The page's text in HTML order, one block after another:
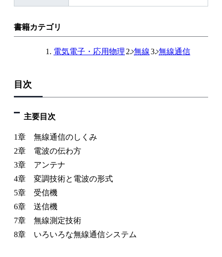
書籍カテゴリ
電気電子・応用物理 無線 無線通信
目次
主要目次
1章 無線通信のしくみ
2章 電波の伝わ方
3章 アンテナ
4章 変調技術と電波の形式
5章 受信機
6章 送信機
7章 無線測定技術
8章 いろいろな無線通信システム